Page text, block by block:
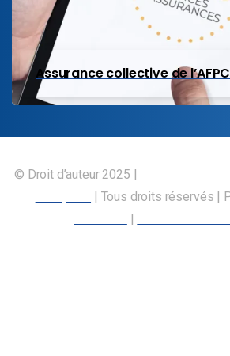
Assurance collective de l’AFPC
© Droit d’auteur 2025 |
| Tous droits réservés |